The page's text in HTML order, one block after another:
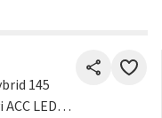
145
LED